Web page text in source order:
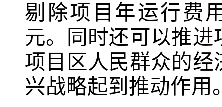
剔除项目年运行费
元。同时还可以推
项目区人民群众的
兴战略起到推动作用